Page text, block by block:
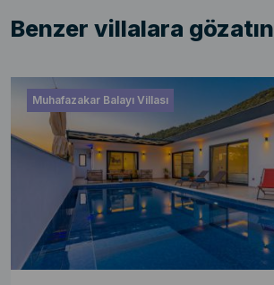
Benzer villalara gözatın
Muhafazakar Balayı Villası